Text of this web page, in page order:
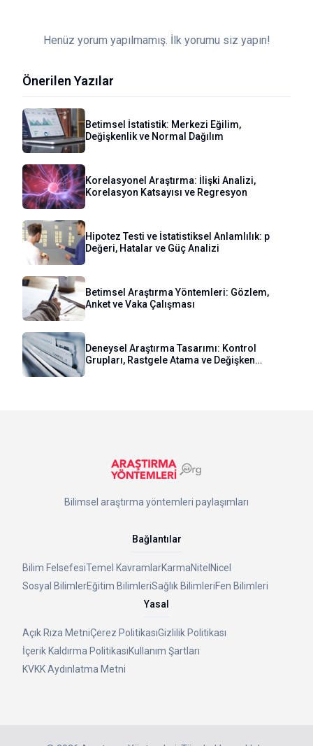
Henüz yorum yapılmamış. İlk yorumu siz yapın!
Önerilen Yazılar
Betimsel İstatistik: Merkezi Eğilim,
Değişkenlik ve Normal Dağılım
Korelasyonel Araştırma: İlişki Analizi,
Korelasyon Katsayısı ve Regresyon
Hipotez Testi ve İstatistiksel Anlamlılık: p
Değeri, Hatalar ve Güç Analizi
Betimsel Araştırma Yöntemleri: Gözlem,
Anket ve Vaka Çalışması
Deneysel Araştırma Tasarımı: Kontrol
Grupları, Rastgele Atama ve Değişken
Bilimsel araştırma yöntemleri paylaşımları
Bağlantılar
Bilim FelsefesiTemel KavramlarKarmaNitel Nicel
Sosyal BilimlerEğitim BilimleriSağlık BilimleriFen Bilimleri
Yasal
Açık Rıza MetniÇerez PolitikasıGizlilik Politikası
İçerik Kaldırma PolitikasıKullanım Şartları
KVKK Aydınlatma Metni